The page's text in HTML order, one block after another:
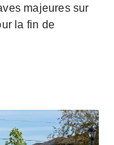
majeures sur
la fin de